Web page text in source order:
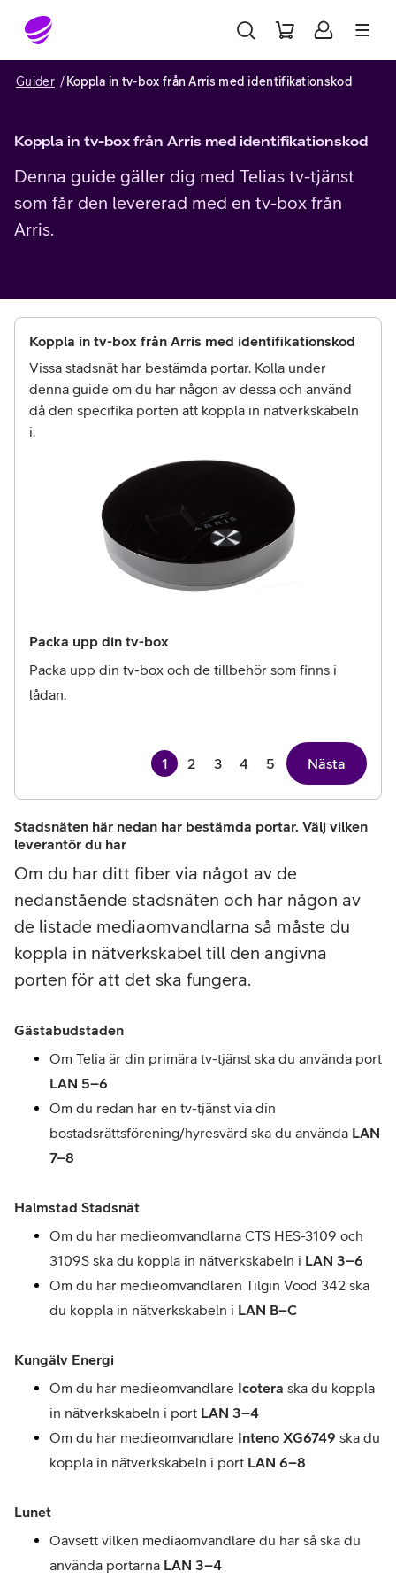
Gå till sidans innehåll
Guider Koppla in tv-box från Arris med identifikationskod
Koppla in tv-box från Arris med identifikationskod
Denna guide gäller dig med Telias tv-tjänst
som får den levererad med en tv-box från
Arris.
Koppla in tv-box från Arris med identifikationskod
Vissa stadsnät har bestämda portar. Kolla under
denna guide om du har någon av dessa och använd
då den specifika porten att koppla in nätverkskabeln
i.
Packa upp din tv-box
Packa upp din tv-box och de tillbehör som finns i
lådan.
1 2 3 4 5 Nästa
Stadsnäten här nedan har bestämda portar. Välj vilken
leverantör du har
Om du har ditt fiber via något av de
nedanstående stadsnäten och har någon av
de listade mediaomvandlarna så måste du
koppla in nätverkskabel till den angivna
porten för att det ska fungera.
Gästabudstaden
LAN 5–6
Om du redan har en tv-tjänst via din
bostadsrättsförening/hyresvärd ska du använda LAN
7–8
Halmstad Stadsnät
Om du har medieomvandlarna CTS HES-3109 och
3109S ska du koppla in nätverkskabeln i LAN 3–6
Om du har medieomvandlaren Tilgin Vood 342 ska
du koppla in nätverkskabeln i LAN B–C
Kungälv Energi
Om du har medieomvandlare Icotera ska du koppla
in nätverkskabeln i port LAN 3–4
Om du har medieomvandlare Inteno XG6749 ska du
koppla in nätverkskabeln i port LAN 6–8
Lunet
Oavsett vilken mediaomvandlare du har så ska du
använda portarna LAN 3–4